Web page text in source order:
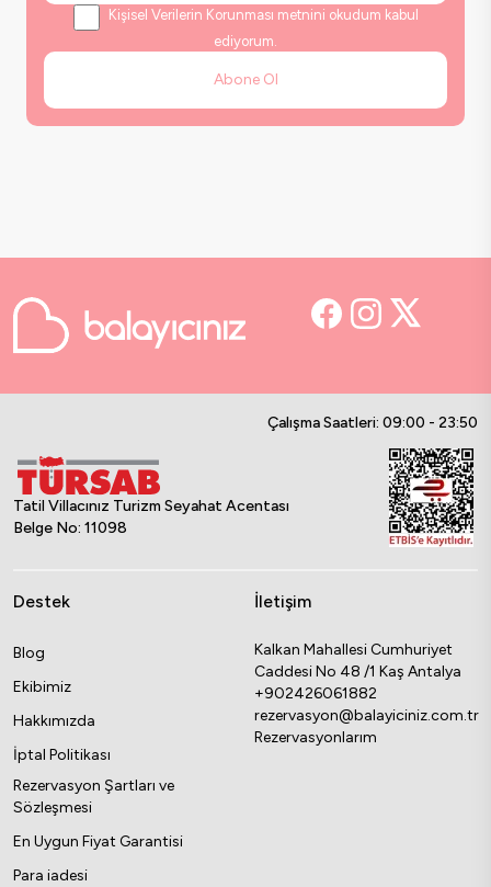
Eşsiz deniz ve koy manzaralı, sonsuzluk
havuzuna sahip, özellikli villalar gerçekten
ve doğanın güzelliğiyle çevrilibahçeli villalar,
izleyebileceğiniz bir alandır. Akşam yemekleri
bu eşsiz ortamda gerçekten unutulmaz bir
deneyime dönüşür. Sevdiklerinizle beraber
biriktirmenize olanak sağlar.
Bahçeli villalar
, özel havuzları ve geniş
bahçeleriyle sadece kalabalık aileler için değil,
balayı çiftleri için de mükemmel bir seçenek
olur. Romantik bir atmosferde, doğanın
Kişisel Verilerin Korunması metnini okudum kabul
ediyorum.
Abone Ol
Çalışma Saatleri: 09:00 - 23:50
Tatil Villacınız Turizm Seyahat Acentası
Belge No: 11098
Destek
Blog
Ekibimiz
Hakkımızda
İptal Politikası
Rezervasyon Şartları ve
Sözleşmesi
En Uygun Fiyat Garantisi
Para iadesi
İletişim
Kalkan Mahallesi Cumhuriyet
Caddesi No 48 /1 Kaş Antalya
+902426061882
rezervasyon@balayiciniz.com.tr
Rezervasyonlarım